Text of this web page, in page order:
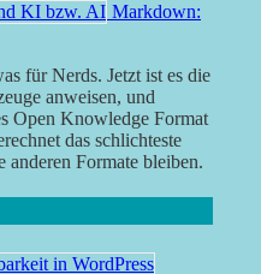
Markdown:
für Nerds. Jetzt ist es die
anweisen, und
Open Knowledge Format
das schlichteste
anderen Formate bleiben.